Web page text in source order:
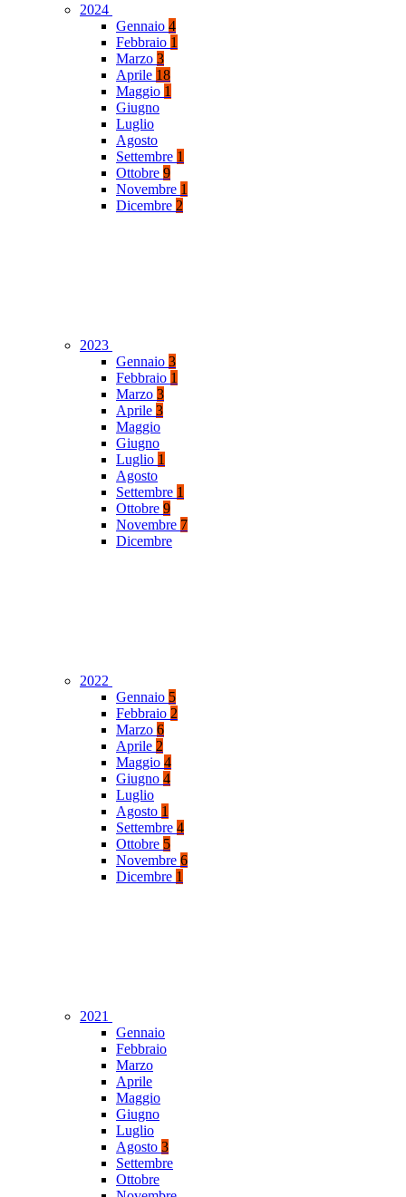
2024
Gennaio 4
Febbraio 1
Marzo 3
Aprile 18
Maggio 1
Giugno
Luglio
Agosto
Settembre 1
Ottobre 9
Novembre 1
Dicembre 2
2023
Gennaio 3
Febbraio 1
Marzo 3
Aprile 3
Maggio
Giugno
Luglio 1
Agosto
Settembre 1
Ottobre 9
Novembre 7
Dicembre
2022
Gennaio 5
Febbraio 2
Marzo 6
Aprile 2
Maggio 4
Giugno 4
Luglio
Agosto 1
Settembre 4
Ottobre 5
Novembre 6
Dicembre 1
2021
Gennaio
Febbraio
Marzo
Aprile
Maggio
Giugno
Luglio
Agosto 3
Settembre
Ottobre